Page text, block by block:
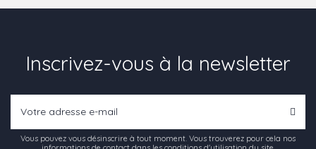
Inscrivez-vous à la newsletter
Vous pouvez vous désinscrire à tout moment. Vous trouverez pour cela nos